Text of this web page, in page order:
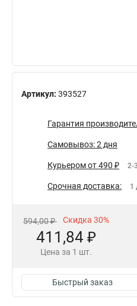
Артикул: 393527
Гарантия
Самовывоз: 2 дня
Курьером от 490 ₽ 2-
Срочная доставка: 1
594,00 ₽ Скидка 30%
411,84 ₽
Цена за 1 шт.
Быстрый заказ